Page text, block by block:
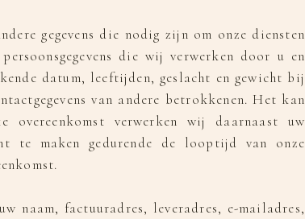
gegevens die nodig zijn om onze diensten
die wij verwerken door u en
datum, leeftijden, geslacht en gewicht bij
van andere betrokkenen. Het kan
verwerken wij daarnaast uw
te maken gedurende de looptijd van onze
naam, factuuradres, leveradres, e-mailadres,